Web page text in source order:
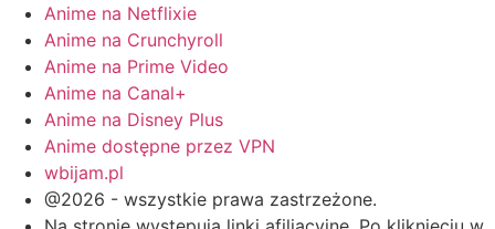
Anime na Netflixie
Anime na Crunchyroll
Anime na Prime Video
Anime na Canal+
Anime na Disney Plus
Anime dostępne przez VPN
wbijam.pl
@2026 - wszystkie prawa zastrzeżone.